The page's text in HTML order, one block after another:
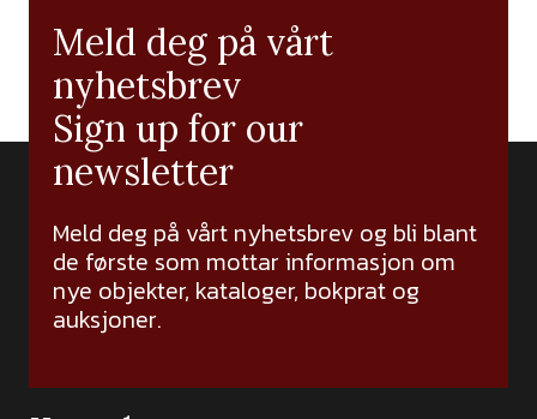
Meld deg på vårt
nyhetsbrev
Sign up for our
newsletter
Meld deg på vårt nyhetsbrev og bli blant
de første som mottar informasjon om
nye objekter, kataloger, bokprat og
auksjoner.